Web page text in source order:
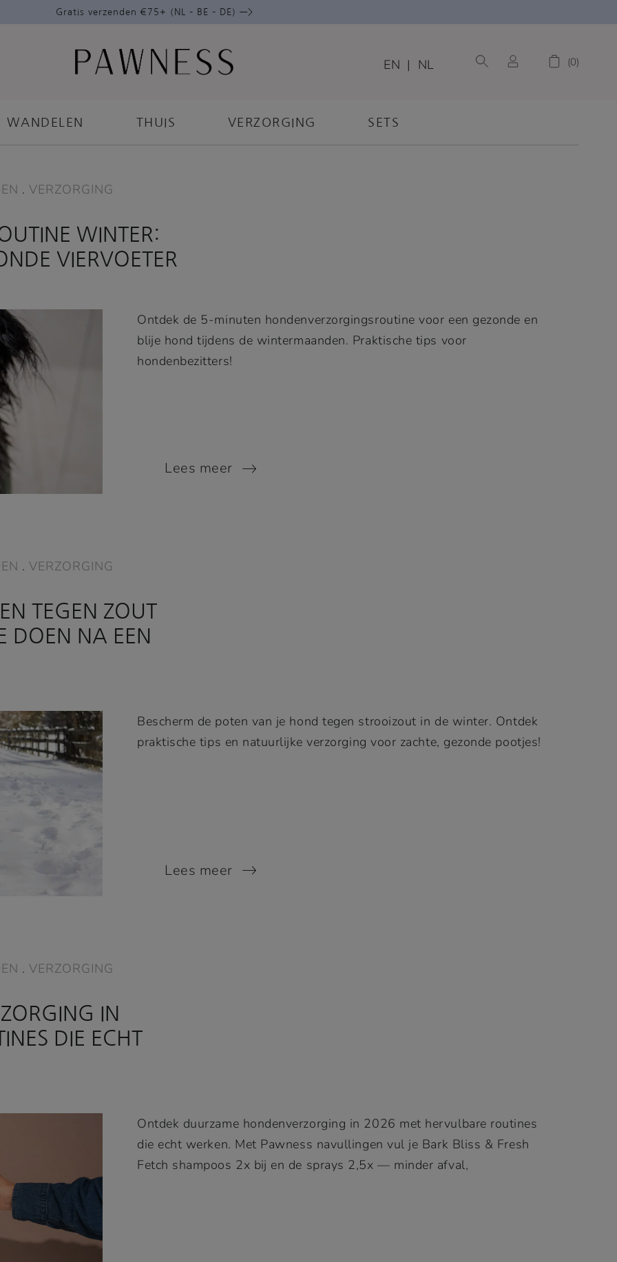
Gratis verzenden €75+ (NL – BE – DE) —>
EN | NL 0
WANDELEN THUIS VERZORGING SETS
. VERZORGING
WINTER:
VIERVOETER
Ontdek de 5-minuten hondenverzorgingsroutine voor een gezonde en
blije hond tijdens de wintermaanden. Praktische tips voor
hondenbezitters!
Lees meer
. VERZORGING
TEGEN ZOUT
DOEN NA EEN
Bescherm de poten van je hond tegen strooizout in de winter. Ontdek
praktische tips en natuurlijke verzorging voor zachte, gezonde pootjes!
Lees meer
. VERZORGING
IN
DIE ECHT
Ontdek duurzame hondenverzorging in 2026 met hervulbare routines
die echt werken. Met Pawness navullingen vul je Bark Bliss & Fresh
Fetch shampoos 2x bij en de sprays 2,5x — minder afval,